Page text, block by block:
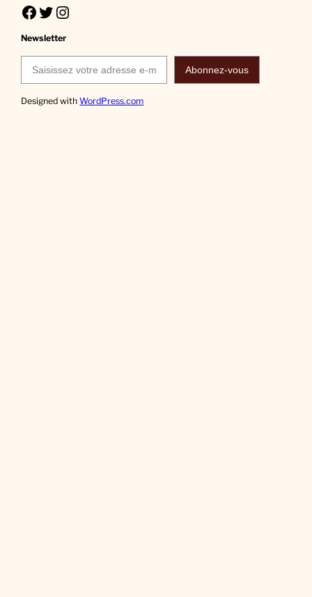
Facebook Twitter Instagram
Newsletter
Saisissez votre adresse e-mail…
Abonnez-vous
Designed withWordPress.com